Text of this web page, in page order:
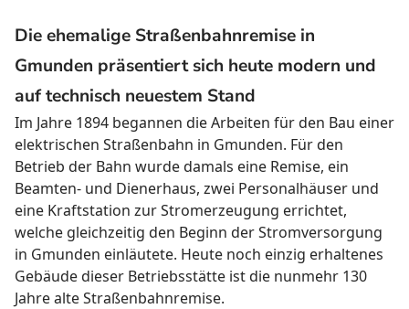
Die ehemalige Straßenbahnremise in
Gmunden präsentiert sich heute modern und
auf technisch neuestem Stand
Im Jahre 1894 begannen die Arbeiten für den Bau einer
elektrischen Straßenbahn in Gmunden. Für den
Betrieb der Bahn wurde damals eine Remise, ein
Beamten- und Dienerhaus, zwei Personalhäuser und
eine Kraftstation zur Stromerzeugung errichtet,
welche gleichzeitig den Beginn der Stromversorgung
in Gmunden einläutete. Heute noch einzig erhaltenes
Gebäude dieser Betriebsstätte ist die nunmehr 130
Jahre alte Straßenbahnremise.